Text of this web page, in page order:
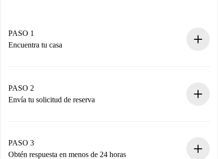
PASO 1
Encuentra tu casa
Tienes toda la información necesaria por adelantado.
PASO 2
Envía tu solicitud de reserva
propietario acepte.
PASO 3
Obtén respuesta en menos de 24 horas